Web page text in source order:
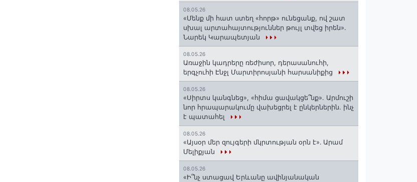
08.05.26
«Մենք մի հատ ստեղ «հորթ» ունեցանք, ով շատ
սխալ արտահայտություններ թույլ տվեց իրեն».
Նարեկ Կարապետյան
08.05.26
Առաջին կադրերը ռեժիսոր, դերասանուհի,
երգչուհի Էնջլ Մարտիրոսյանի հարսանիքից
08.05.26
«Սիրտս կանգնեց», «հիմա ցավակցե՞նք». Արմուշի
նոր հրապարակումը վախեցրել է ընկերներին. ինչ
է պատահել
08.05.26
«Այսօր մեր զույգերի մկրտության օրն է»․ Արամ
Մելիքյան
08.05.26
«Ի՞նչ ստացավ Երևանը ավինյանական